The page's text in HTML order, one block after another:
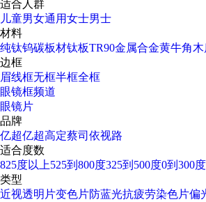
适合人群
儿童男女通用女士男士
材料
纯钛钨碳板材钛板TR90金属合金黄牛角
边框
眉线框无框半框全框
眼镜框频道
眼镜片
品牌
亿超亿超高定蔡司 依视路
适合度数
825度以上525到800度325到500度0到300度
类型
近视透明片变色片防蓝光抗疲劳染色片偏